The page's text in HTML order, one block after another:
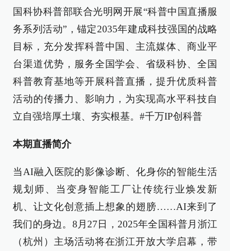
国科协科普部联合光明网开展“科普中国直播服
务系列活动”，锚定2035年建成科技强国的战略
目标，充分发挥科普中国、主流媒体、商业平
台渠道优势，服务全国学会、省级科协、全国
科普教育基地等开展科普直播，提升优质科普
活动的传播力、影响力，为实现高水平科技自
立自强培厚土壤、夯实根基。#千万IP创科普
本期直播简介
当AI融入医院的影像诊断、化身你的智能生活
规划师、当变身智能工厂让传统行业焕发新
机、让文化创意插上想象的翅膀……AI来到了
我们的身边。8月27日，2025年全国科普月浙江
（杭州）主场活动将在浙江开放大学启幕，带